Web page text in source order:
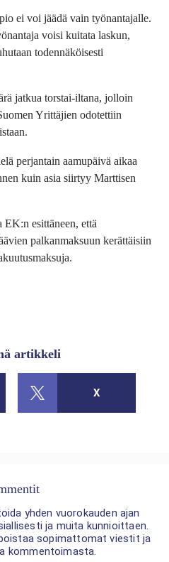
ei voi jäädä vain työnantajalle.
voisi kuitata laskun,
todennäköisesti
jatkua torstai-iltana, jolloin
Yrittäjien odotettiin
perjantain aamupäivä aikaa
kuin asia siirtyy Marttisen
esittäneen, että
palkanmaksuun kerättäisiin
artikkeli
X
yhden vuorokauden ajan
ja muita kunnioittaen.
sopimattomat viestit ja
kommentoimasta.